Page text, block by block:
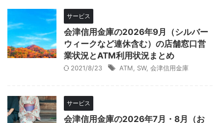
サービス
会津信用金庫の2026年9月（シルバー
ウィークなど連休含む）の店舗窓口営
業状況とATM利用状況まとめ
2021/8/23 ATM SW, 会津信用金庫
サービス
会津信用金庫の2026年7月・8月（お